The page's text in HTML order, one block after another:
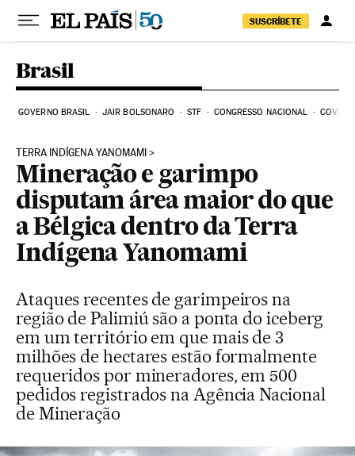
Pular para o conteúdo
SUSCRÍBETE
Brasil
GOVERNO BRASIL JAIR BOLSONARO STF CONGRESSO NACIONAL COVID-
TERRA INDÍGENA YANOMAMI
Mineração e garimpo
disputam área maior do que
a Bélgica dentro da Terra
Indígena Yanomami
Ataques recentes de garimpeiros na
região de Palimiú são a ponta do iceberg
em um território em que mais de 3
milhões de hectares estão formalmente
requeridos por mineradores, em 500
pedidos registrados na Agência Nacional
de Mineração